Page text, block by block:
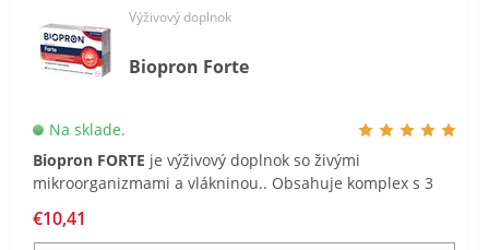
Výživový doplnok
Biopron Forte
Na sklade.
Biopron FORTE je výživový doplnok so živými
mikroorganizmami a vlákninou.. Obsahuje komplex s 3
fruktooligosacharidy .
€10,41